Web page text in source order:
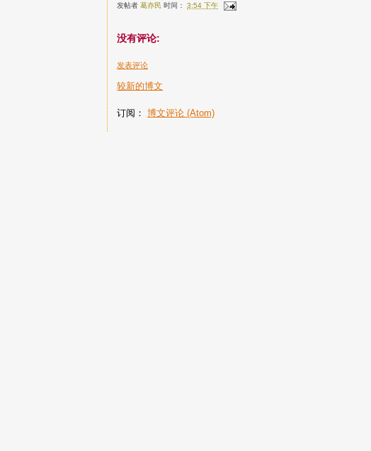
发帖者葛亦民 时间：3:54 下午
没有评论:
发表评论
较新的博文
订阅：博文评论 (Atom)